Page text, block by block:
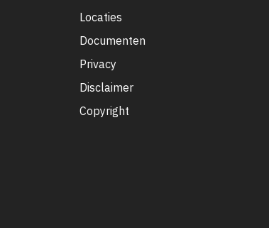
Locaties
Documenten
Privacy
Disclaimer
Copyright